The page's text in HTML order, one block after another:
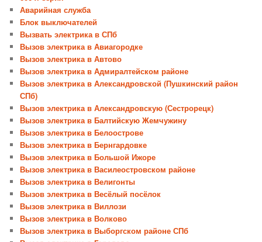
Аварийная служба
Блок выключателей
Вызвать электрика в СПб
Вызов электрика в Авиагородке
Вызов электрика в Автово
Вызов электрика в Адмиралтейском районе
Вызов электрика в Александровской (Пушкинский район
СПб)
Вызов электрика в Александровскую (Сестрорецк)
Вызов электрика в Балтийскую Жемчужину
Вызов электрика в Белоострове
Вызов электрика в Бернгардовке
Вызов электрика в Большой Ижоре
Вызов электрика в Василеостровском районе
Вызов электрика в Велигонты
Вызов электрика в Весёлый посёлок
Вызов электрика в Виллози
Вызов электрика в Волково
Вызов электрика в Выборгском районе СПб